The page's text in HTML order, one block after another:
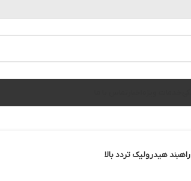
راهبند هیدرولیک تردد بالا